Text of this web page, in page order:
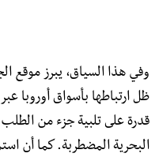
وفي هذا السياق، يبرز موقع
ظل ارتباطها بأسواق أوروبا
قدرة على تلبية جزء من الطلب
البحرية المضطربة. كما أن